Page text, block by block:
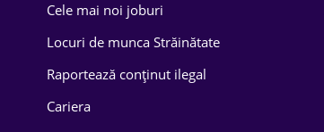
Cele mai noi joburi
Locuri de munca Străinătate
Raportează conținut ilegal
Cariera